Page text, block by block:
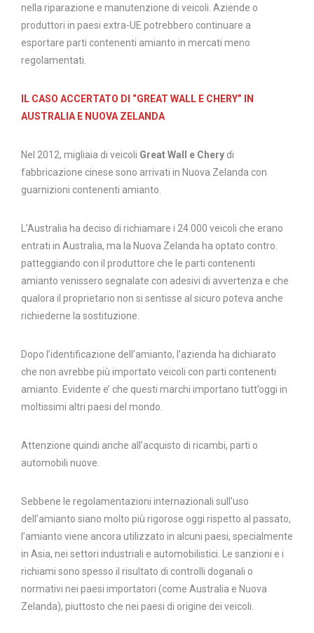
nella riparazione e manutenzione di veicoli. Aziende o
produttori in paesi extra-UE potrebbero continuare a
esportare parti contenenti amianto in mercati meno
regolamentati.
IL CASO ACCERTATO DI “GREAT WALL E CHERY” IN
AUSTRALIA E NUOVA ZELANDA
Nel 2012, migliaia di veicoli Great Wall e Chery di
fabbricazione cinese sono arrivati ​​in Nuova Zelanda con
guarnizioni contenenti amianto.
L’Australia ha deciso di richiamare i 24.000 veicoli che erano
entrati in Australia, ma la Nuova Zelanda ha optato contro.
patteggiando con il produttore che le parti contenenti
amianto venissero segnalate con adesivi di avvertenza e che
qualora il proprietario non si sentisse al sicuro poteva anche
richiederne la sostituzione.
Dopo l’identificazione dell’amianto, l’azienda ha dichiarato
che non avrebbe più importato veicoli con parti contenenti
amianto. Evidente e’ che questi marchi importano tutt’oggi in
moltissimi altri paesi del mondo.
Attenzione quindi anche all’acquisto di ricambi, parti o
automobili nuove.
Sebbene le regolamentazioni internazionali sull’uso
dell’amianto siano molto più rigorose oggi rispetto al passato,
l’amianto viene ancora utilizzato in alcuni paesi, specialmente
in Asia, nei settori industriali e automobilistici. Le sanzioni e i
richiami sono spesso il risultato di controlli doganali o
normativi nei paesi importatori (come Australia e Nuova
Zelanda), piuttosto che nei paesi di origine dei veicoli.